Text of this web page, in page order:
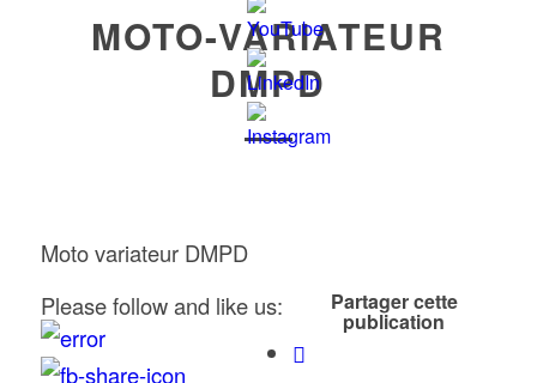
MOTO-VARIATEUR
DMPD
Moto variateur DMPD
Please follow and like us:
Partager cette
publication
Set
Youtube